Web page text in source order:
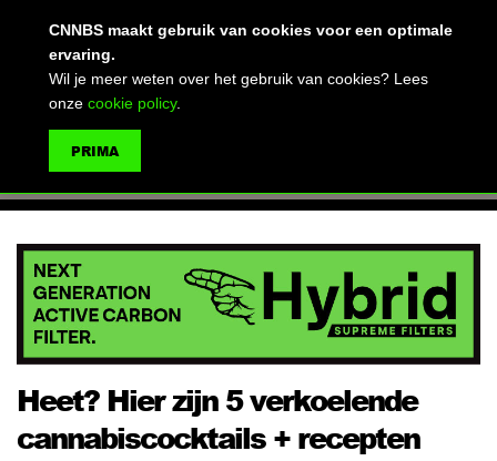
Heet? Hier zijn 5 verkoelende
cannabiscocktails + recepten
CNNBS maakt gebruik van cookies voor een optimale
ervaring.
Wil je meer weten over het gebruik van cookies? Lees
onze cookie policy.
PRIMA